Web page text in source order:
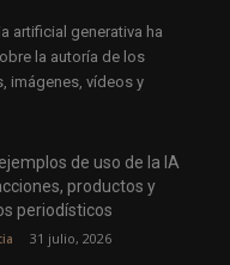
artificial generativa ha
la autoría de los
imágenes, vídeos y
de uso de la IA
productos y
periodísticos
31 julio, 2026